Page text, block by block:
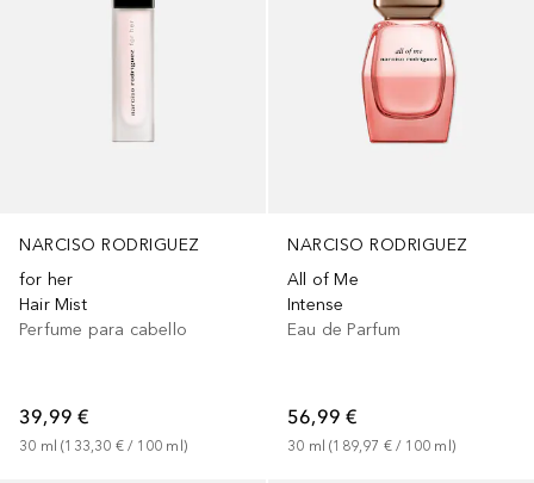
NARCISO RODRIGUEZ
for her
Hair Mist
Perfume para cabello
39,99 €
30 ml (133,30 € / 100 ml )
NARCISO RODRIGUEZ
All of Me
Intense
Eau de Parfum
56,99 €
30 ml (189,97 € / 100 ml )